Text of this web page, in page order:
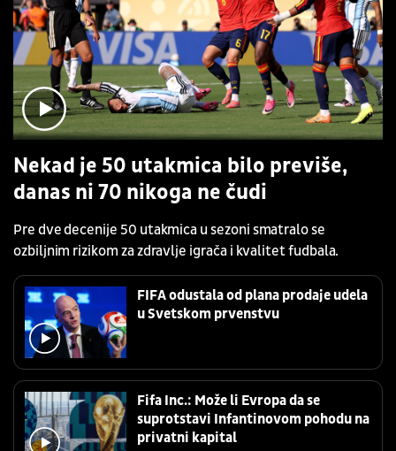
Nekad je 50 utakmica bilo previše,
danas ni 70 nikoga ne čudi
Pre dve decenije 50 utakmica u sezoni smatralo se
ozbiljnim rizikom za zdravlje igrača i kvalitet fudbala.
FIFA odustala od plana prodaje udela
u Svetskom prvenstvu
Fifa Inc.: Može li Evropa da se
suprotstavi Infantinovom pohodu na
privatni kapital